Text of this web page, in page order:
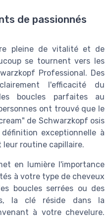
de passionnés
pleine de vitalité et de
se tournent vers les
Professional. Des
l'efficacité du
boucles parfaites au
ont trouvé que le
de Schwarzkopf osis
exceptionnelle à
leur routine capillaire.
en lumière l'importance
à votre type de cheveux
boucles serrées ou des
la clé réside dans la
à votre chevelure.